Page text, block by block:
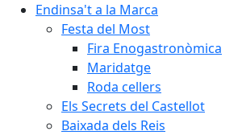
Endinsa't a la Marca
Festa del Most
Fira Enogastronòmica
Maridatge
Roda cellers
Els Secrets del Castellot
Baixada dels Reis